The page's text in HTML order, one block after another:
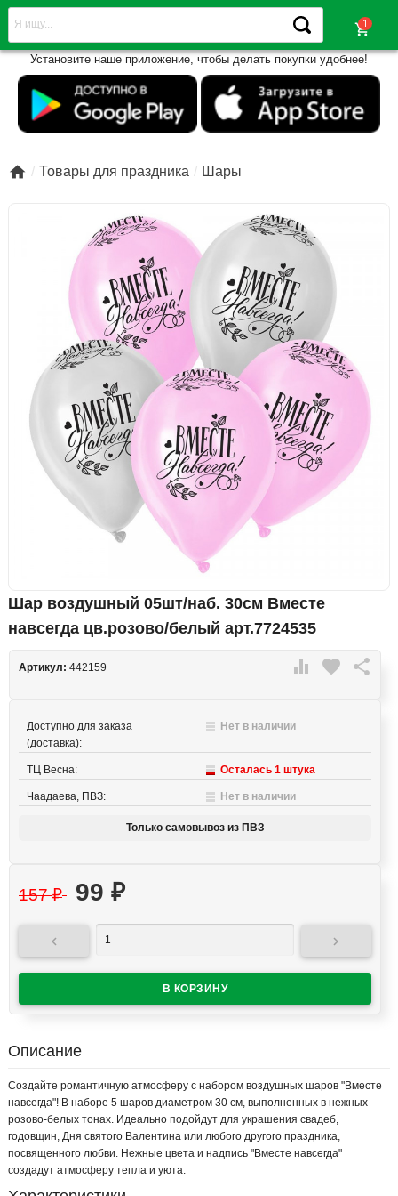
shopping_cart
Установите наше приложение, чтобы делать покупки удобнее!
 Товары для праздника Шары
Шар воздушный 05шт/наб. 30см Вместе
навсегда цв.розово/белый арт.7724535
 favorite 
Артикул: 442159
Доступно для заказа
(доставка):
Нет в наличии
ТЦ Весна: Осталась 1 штука
Чаадаева, ПВЗ: Нет в наличии
Только самовывоз из ПВЗ
157₽ 99 ₽
 
Описание
Создайте романтичную атмосферу с набором воздушных шаров "Вместе
навсегда"! В наборе 5 шаров диаметром 30 см, выполненных в нежных
розово-белых тонах. Идеально подойдут для украшения свадеб,
годовщин, Дня святого Валентина или любого другого праздника,
посвященного любви. Нежные цвета и надпись "Вместе навсегда"
создадут атмосферу тепла и уюта.